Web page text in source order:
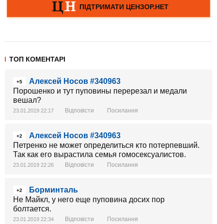
ТОП КОМЕНТАРІ
+5
Алексей Носов #340963
Порошенко и тут пуповины перерезал и медали
вешал?
23.01.2019 22:17 Відповісти Посилання
+2
Алексей Носов #340963
Петренко не может определиться кто потерпевший.
Так как его вырастила семья гомосексуалистов.
23.01.2019 22:26 Відповісти Посилання
+2
Борминталь
Не Майкл, у него еще пуповина досих пор
болтается.
23.01.2019 22:34 Відповісти Посилання